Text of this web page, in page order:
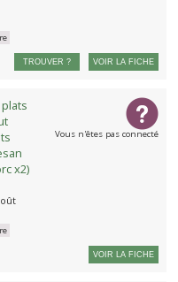
TROUVER ? VOIR LA FICHE
x2)
Vous n'êtes pas connecté
VOIR LA FICHE